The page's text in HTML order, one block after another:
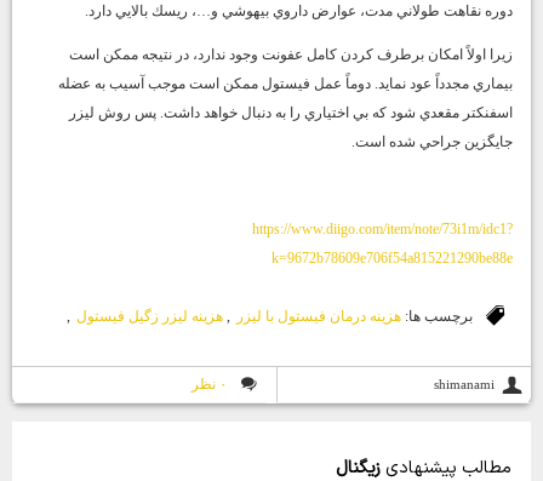
دوره نقاهت طولاني مدت، عوارض داروي بيهوشي و…، ريسك بالايي دارد.
زيرا اولاً امكان برطرف كردن كامل عفونت وجود ندارد، در نتيجه ممكن است
بيماري مجدداً عود نمايد. دوماً عمل فيستول ممكن است موجب آسيب به عضله
اسفنكتر مقعدي شود كه بي اختياري را به دنبال خواهد داشت. پس روش ليزر
جايگزين جراحي شده است.
https://www.diigo.com/item/note/73i1m/idc1?
k=9672b78609e706f54a815221290be88e
برچسب ها:هزينه درمان فيستول با ليزر , هزينه ليزر زگيل فيستول ,
shimanami